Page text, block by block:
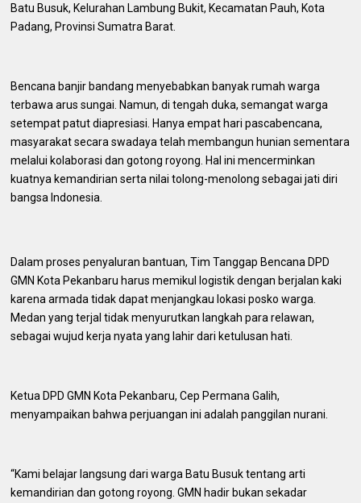
Batu Busuk, Kelurahan Lambung Bukit, Kecamatan Pauh, Kota
Padang, Provinsi Sumatra Barat.
Bencana banjir bandang menyebabkan banyak rumah warga
terbawa arus sungai. Namun, di tengah duka, semangat warga
setempat patut diapresiasi. Hanya empat hari pascabencana,
masyarakat secara swadaya telah membangun hunian sementara
melalui kolaborasi dan gotong royong. Hal ini mencerminkan
kuatnya kemandirian serta nilai tolong-menolong sebagai jati diri
bangsa Indonesia.
Dalam proses penyaluran bantuan, Tim Tanggap Bencana DPD
GMN Kota Pekanbaru harus memikul logistik dengan berjalan kaki
karena armada tidak dapat menjangkau lokasi posko warga.
Medan yang terjal tidak menyurutkan langkah para relawan,
sebagai wujud kerja nyata yang lahir dari ketulusan hati.
Ketua DPD GMN Kota Pekanbaru, Cep Permana Galih,
menyampaikan bahwa perjuangan ini adalah panggilan nurani.
“Kami belajar langsung dari warga Batu Busuk tentang arti
kemandirian dan gotong royong. GMN hadir bukan sekadar